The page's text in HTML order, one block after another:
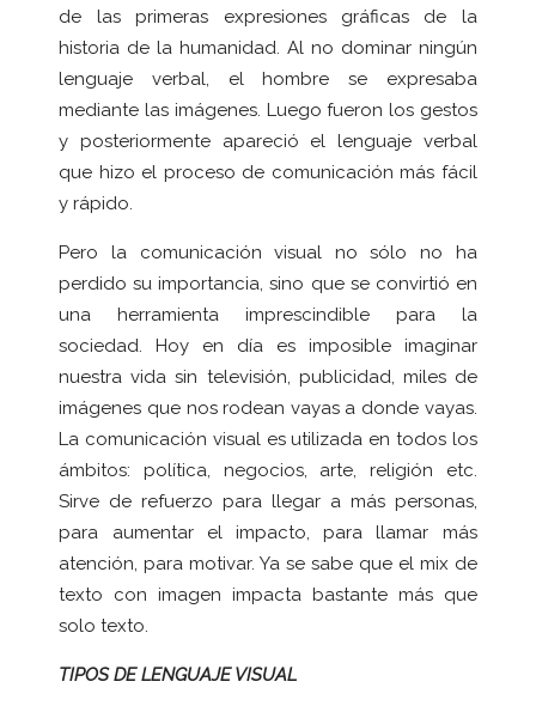
de las primeras expresiones gráficas de la
historia de la humanidad. Al no dominar ningún
lenguaje verbal, el hombre se expresaba
mediante las imágenes. Luego fueron los gestos
y posteriormente apareció el lenguaje verbal
que hizo el proceso de comunicación más fácil
y rápido.
Pero la comunicación visual no sólo no ha
perdido su importancia, sino que se convirtió en
una herramienta imprescindible para la
sociedad. Hoy en día es imposible imaginar
nuestra vida sin televisión, publicidad, miles de
imágenes que nos rodean vayas a donde vayas.
La comunicación visual es utilizada en todos los
ámbitos: política, negocios, arte, religión etc.
Sirve de refuerzo para llegar a más personas,
para aumentar el impacto, para llamar más
atención, para motivar. Ya se sabe que el mix de
texto con imagen impacta bastante más que
solo texto.
TIPOS DE LENGUAJE VISUAL